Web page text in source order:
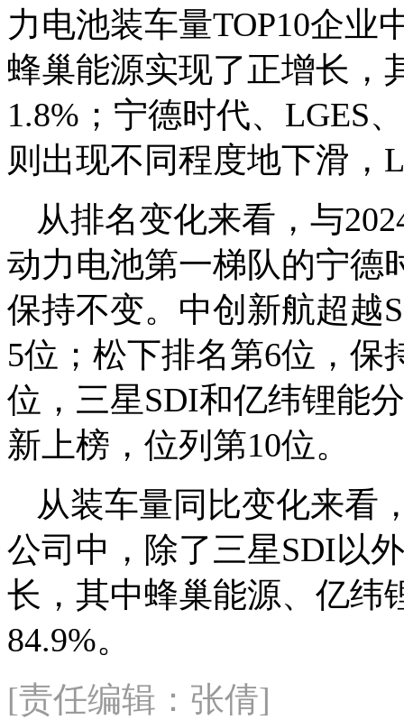
力电池装车量TOP10企业
蜂巢能源实现了正增长，
1.8%；宁德时代、LGES
则出现不同程度地下滑，
从排名变化来看，与
动力电池第一梯队的宁德
保持不变。中创新航超越
5位；松下排名第6位，保
位，三星SDI和亿纬锂能
新上榜，位列第10位。
从装车量同比变化来看
公司中，除了三星SDI以
长，其中蜂巢能源、亿纬
84.9%。
[责任编辑：张倩]